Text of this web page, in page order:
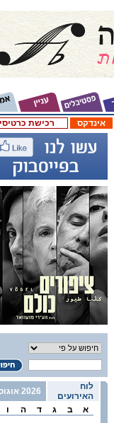
רכישת אינדקס
לוח
האירועים
2026 אוגוסט
א
ב ג ד ה ו